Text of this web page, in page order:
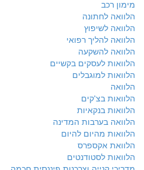
מימון רכב
הלוואה לחתונה
הלוואה לשיפוץ
הלוואה להליך רפואי
הלוואה להשקעה
הלוואות לעסקים בקשיים
הלוואות למוגבלים
הלוואה
הלוואות בצ'קים
הלוואות בנקאיות
הלוואה בערבות המדינה
הלוואות מהיום להיום
הלוואת אקספרס
הלוואות לסטודנטים